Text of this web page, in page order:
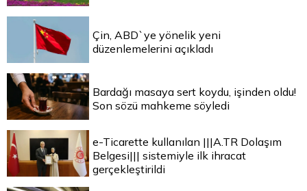
Çin, ABD`ye yönelik yeni
düzenlemelerini açıkladı
Bardağı masaya sert koydu, işinden oldu!
Son sözü mahkeme söyledi
e-Ticarette kullanılan |||A.TR Dolaşım
Belgesi||| sistemiyle ilk ihracat
gerçekleştirildi